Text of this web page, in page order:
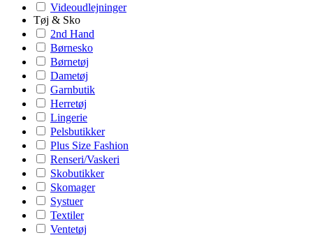
Videoudlejninger
Tøj & Sko
2nd Hand
Børnesko
Børnetøj
Dametøj
Garnbutik
Herretøj
Lingerie
Pelsbutikker
Plus Size Fashion
Renseri/Vaskeri
Skobutikker
Skomager
Systuer
Textiler
Ventetøj